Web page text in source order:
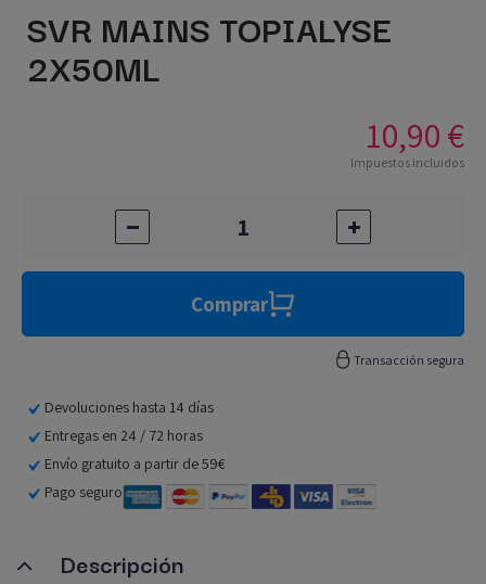
SVR MAINS TOPIALYSE
2X50ML
10,90 €
Impuestos incluidos
Comprar
Transacción segura
Devoluciones hasta 14 días
Entregas en 24 / 72 horas
Envío gratuito a partir de 59€
Pago seguro
Descripción